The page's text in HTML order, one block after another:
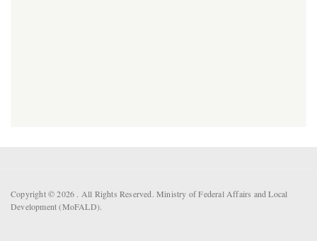
Copyright © 2026 . All Rights Reserved. Ministry of Federal Affairs and Local
Development (MoFALD).